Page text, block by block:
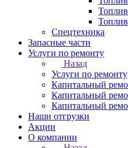
Спецтехника
Запасные части
Услуги по ремонту
Назад
Услуги по ремонту
Капитальный
Капитальный
Капитальный
Наши отгрузки
Акции
О компании